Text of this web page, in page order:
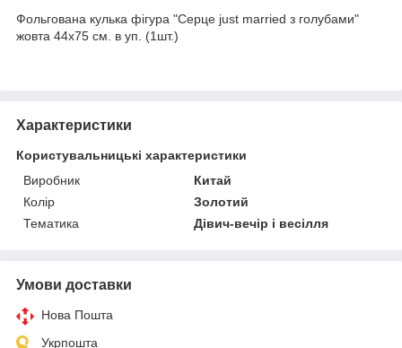
Фольгована кулька фігура "Серце just married з голубами"
жовта 44х75 см. в уп. (1шт.)
Характеристики
Користувальницькі характеристики
Виробник
Китай
Колір
Золотий
Тематика
Дівич-вечір і весілля
Умови доставки
Нова Пошта
Укрпошта